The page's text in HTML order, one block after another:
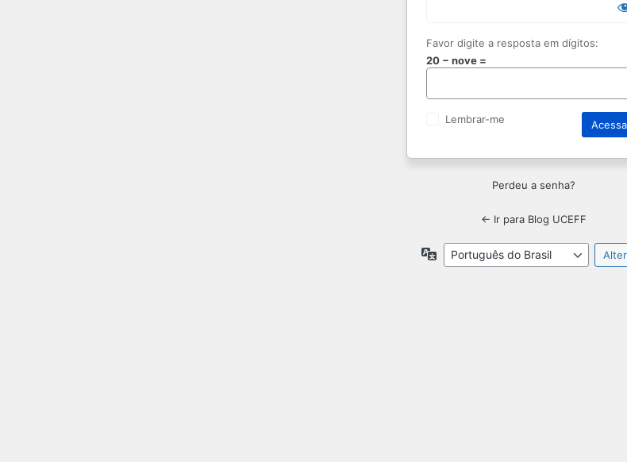
Favor digite a resposta em dígitos:
20 − nove =
Lembrar-me
Perdeu a senha?
← Ir para Blog UCEFF
Idioma